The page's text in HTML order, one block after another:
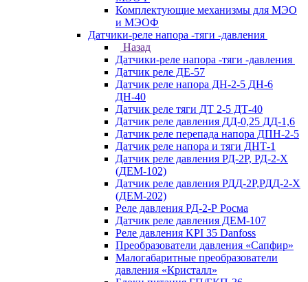
Комплектующие механизмы для МЭО
и МЭОФ
Датчики-реле напора -тяги -давления
Назад
Датчики-реле напора -тяги -давления
Датчик реле ДЕ-57
Датчик реле напора ДН-2-5 ДН-6
ДН-40
Датчик реле тяги ДТ 2-5 ДТ-40
Датчик реле давления ДД-0,25 ДД-1,6
Датчик реле перепада напора ДПН-2-5
Датчик реле напора и тяги ДНТ-1
Датчик реле давления РД-2Р, РД-2-Х
(ДЕМ-102)
Датчик реле давления РДД-2Р,РДД-2-Х
(ДЕМ-202)
Реле давления РД-2-Р Росма
Датчик реле давления ДЕМ-107
Реле давления KPI 35 Danfoss
Преобразователи давления «Сапфир»
Малогабаритные преобразователи
давления «Кристалл»